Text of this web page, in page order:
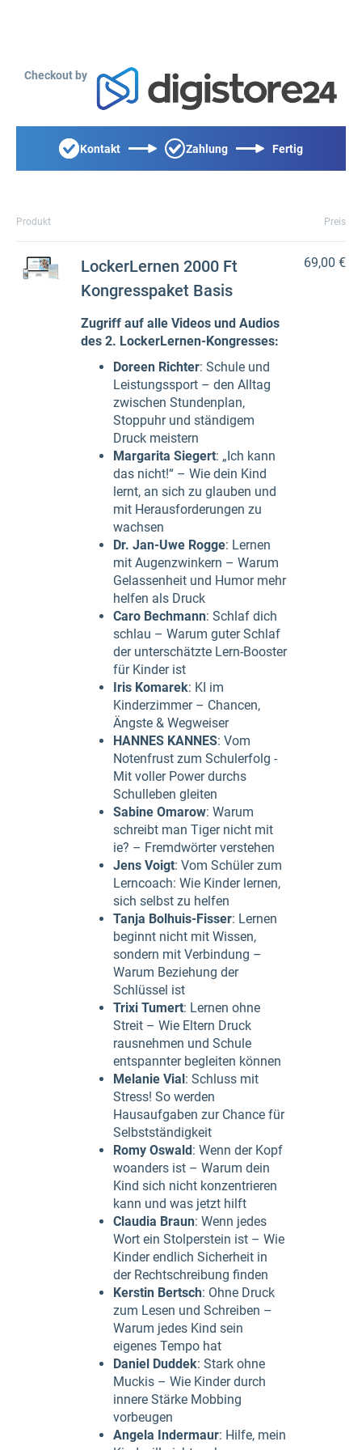
Checkout by
Kontakt Zahlung Fertig
Produkt Preis
LockerLernen 2000 Ft
Kongresspaket Basis
Zugriff auf alle Videos und Audios
des 2. LockerLernen-Kongresses:
Doreen Richter: Schule und
Leistungssport – den Alltag
zwischen Stundenplan,
Stoppuhr und ständigem
Druck meistern
Margarita Siegert: „Ich kann
das nicht!“ – Wie dein Kind
lernt, an sich zu glauben und
mit Herausforderungen zu
wachsen
Dr. Jan-Uwe Rogge: Lernen
mit Augenzwinkern – Warum
Gelassenheit und Humor mehr
helfen als Druck
Caro Bechmann: Schlaf dich
schlau – Warum guter Schlaf
der unterschätzte Lern-Booster
für Kinder ist
Iris Komarek: KI im
Kinderzimmer – Chancen,
Ängste & Wegweiser
HANNES KANNES: Vom
Notenfrust zum Schulerfolg -
Mit voller Power durchs
Schulleben gleiten
Sabine Omarow: Warum
schreibt man Tiger nicht mit
ie? – Fremdwörter verstehen
Jens Voigt: Vom Schüler zum
Lerncoach: Wie Kinder lernen,
sich selbst zu helfen
Tanja Bolhuis-Fisser: Lernen
beginnt nicht mit Wissen,
sondern mit Verbindung –
Warum Beziehung der
Schlüssel ist
Trixi Tumert: Lernen ohne
Streit – Wie Eltern Druck
rausnehmen und Schule
entspannter begleiten können
Melanie Vial: Schluss mit
Stress! So werden
Hausaufgaben zur Chance für
Selbstständigkeit
Romy Oswald: Wenn der Kopf
woanders ist – Warum dein
Kind sich nicht konzentrieren
kann und was jetzt hilft
Claudia Braun: Wenn jedes
Wort ein Stolperstein ist – Wie
Kinder endlich Sicherheit in
der Rechtschreibung finden
Kerstin Bertsch: Ohne Druck
zum Lesen und Schreiben –
Warum jedes Kind sein
eigenes Tempo hat
Daniel Duddek: Stark ohne
Muckis – Wie Kinder durch
innere Stärke Mobbing
vorbeugen
Angela Indermaur: Hilfe, mein
69,00 €